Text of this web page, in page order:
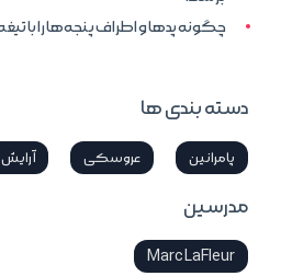
چگونه پدها و اطراف پنجه‌ها را با تیغه‌ی شماره
دسته بندی ها
پامرانین عروسکی
مدرسین
Marc LaFleur